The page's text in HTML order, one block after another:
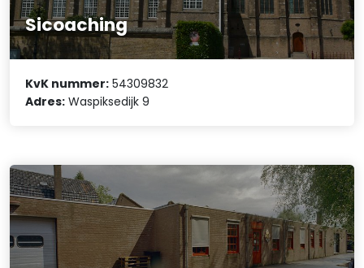
Sicoaching
KvK nummer: 54309832
Adres: Waspiksedijk 9